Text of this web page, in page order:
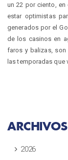
un 22 por ciento,
estar optimistas
generados por el
de los casinos en
faros y balizas, son
las temporadas que
ARCHIVOS
2026